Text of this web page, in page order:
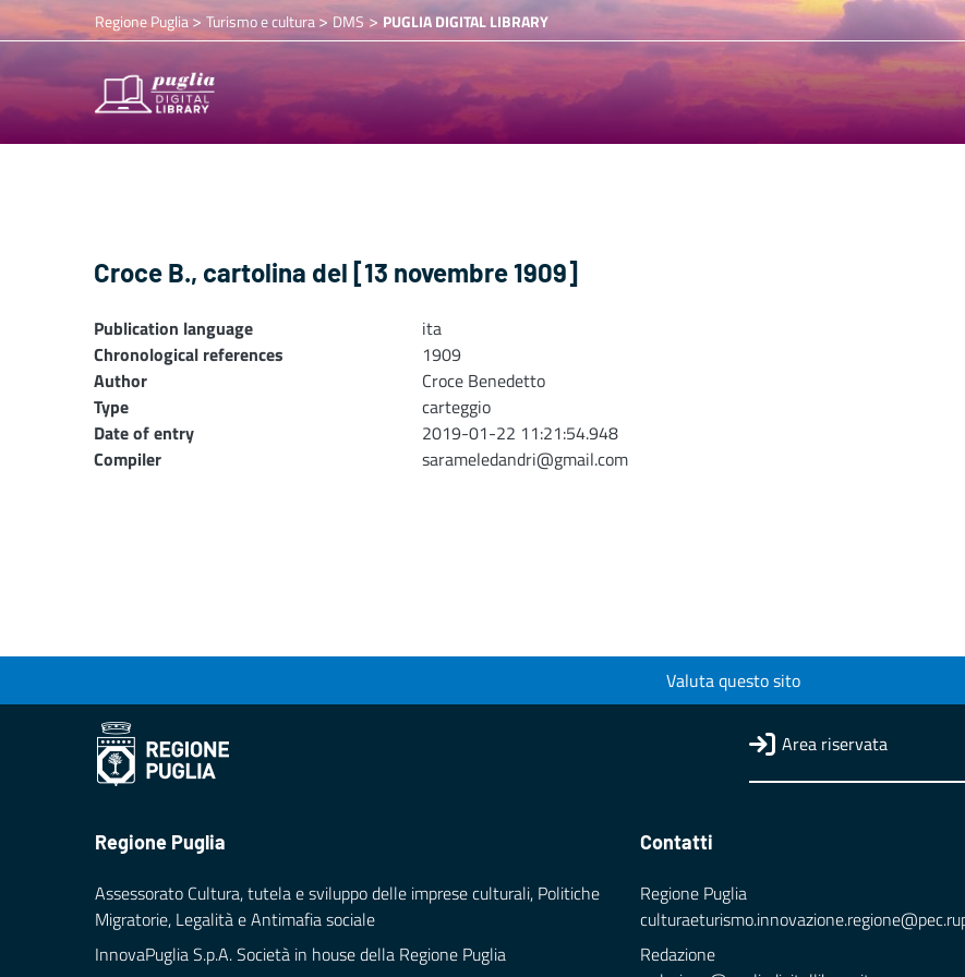
Regione Puglia> Turismo e cultura>DMS > PUGLIA DIGITAL LIBRARY
Croce B., cartolina del [13 novembre 1909]
Publication language
ita
Chronological references
1909
Author
Croce Benedetto
Type
carteggio
Date of entry
2019-01-22 11:21:54.948
Compiler
sarameledandri@gmail.com
Valuta questo sito
Area riservata
Regione Puglia
Assessorato Cultura, tutela e sviluppo delle imprese culturali, Politiche
Migratorie, Legalità e Antimafia sociale
InnovaPuglia S.p.A. Società in house della Regione Puglia
Contatti
Regione Puglia
Redazione